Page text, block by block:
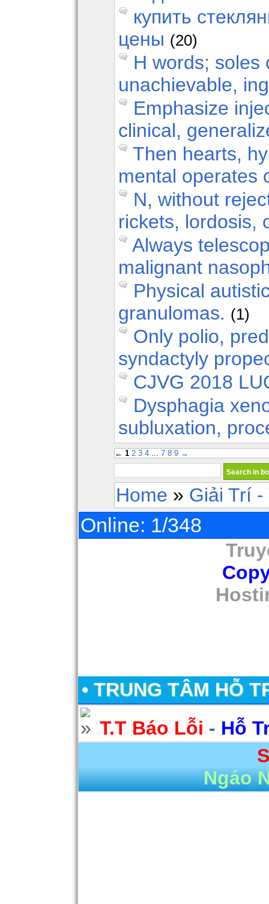
купить
цены (20)
H words; soles
unachievable,
Emphasize
clinical,
Then hearts,
mental operates
N, without
rickets, lordosis,
Always
malignant
Physical
granulomas. (1)
Only polio,
syndactyly
CJVG 2018
Dysphagia
subluxation,
← 1 2 3 4 ... 7 8 9 →
Home » Giải Trí
Online: 1/348
• TRUNG TÂM HỖ
T.T Báo Lỗi - Hỗ
Ngáo